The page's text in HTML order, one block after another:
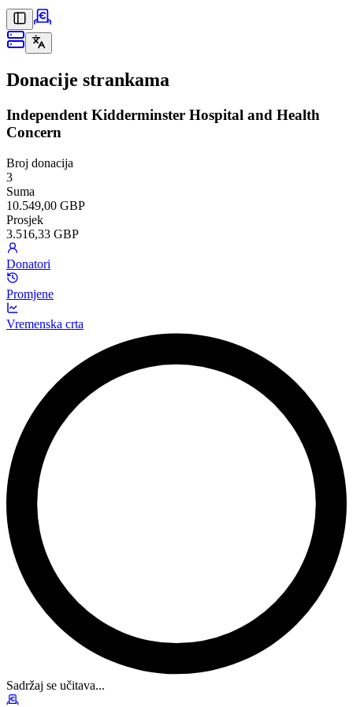
Donacije strankama
Independent Kidderminster Hospital and Health
Concern
Broj donacija
3
Suma
10.549,00 GBP
Prosjek
3.516,33 GBP
Donatori
Promjene
Vremenska crta
Sadržaj se učitava...